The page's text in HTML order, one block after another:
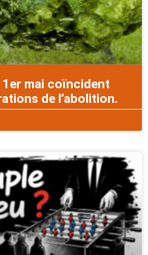
mai coïncident
de l’abolition.